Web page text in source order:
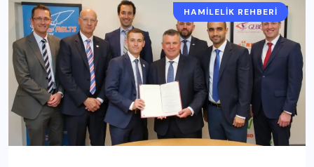
HAMILELIK REHBERI